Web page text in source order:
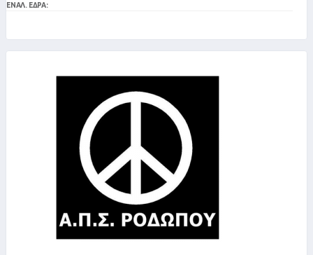
ΕΝΑΛ. ΈΔΡΑ: